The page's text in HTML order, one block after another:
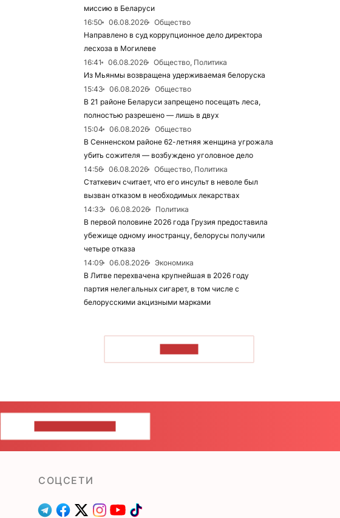
миссию в Беларуси
16:50
06.08.2026
Общество
Направлено в суд коррупционное дело директора
лесхоза в Могилеве
16:41
06.08.2026
Общество, Политика
Из Мьянмы возвращена удерживаемая белоруска
15:43
06.08.2026
Общество
В 21 районе Беларуси запрещено посещать леса,
полностью разрешено — лишь в двух
15:04
06.08.2026
Общество
В Сенненском районе 62-летняя женщина угрожала
убить сожителя — возбуждено уголовное дело
14:56
06.08.2026
Общество, Политика
Статкевич считает, что его инсульт в неволе был
вызван отказом в необходимых лекарствах
14:33
06.08.2026
Политика
В первой половине 2026 года Грузия предоставила
убежище одному иностранцу, белорусы получили
четыре отказа
14:09
06.08.2026
Экономика
В Литве перехвачена крупнейшая в 2026 году
партия нелегальных сигарет, в том числе с
белорусскими акцизными марками
CОЦСЕТИ